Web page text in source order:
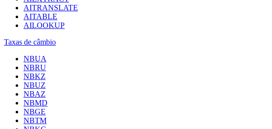
AITRANSLATE
AITABLE
AILOOKUP
Taxas de câmbio
NBUA
NBRU
NBKZ
NBUZ
NBAZ
NBMD
NBGE
NBTM